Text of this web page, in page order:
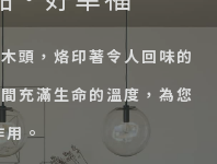
頭，烙印著令人回味的
充滿生命的溫度，為您
用。